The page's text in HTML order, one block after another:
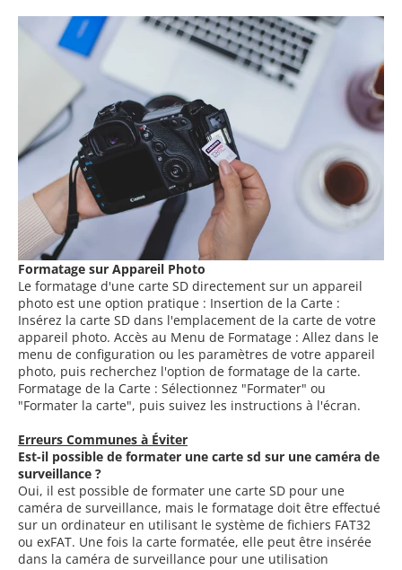
Formatage sur Appareil Photo
Le formatage d'une carte SD directement sur un appareil
photo est une option pratique : Insertion de la Carte :
Insérez la carte SD dans l'emplacement de la carte de votre
appareil photo. Accès au Menu de Formatage : Allez dans le
menu de configuration ou les paramètres de votre appareil
photo, puis recherchez l'option de formatage de la carte.
Formatage de la Carte : Sélectionnez "Formater" ou
"Formater la carte", puis suivez les instructions à l'écran.
Erreurs Communes à Éviter
Est-il possible de formater une carte sd sur une caméra de
surveillance ?
Oui, il est possible de formater une carte SD pour une
caméra de surveillance, mais le formatage doit être effectué
sur un ordinateur en utilisant le système de fichiers FAT32
ou exFAT. Une fois la carte formatée, elle peut être insérée
dans la caméra de surveillance pour une utilisation